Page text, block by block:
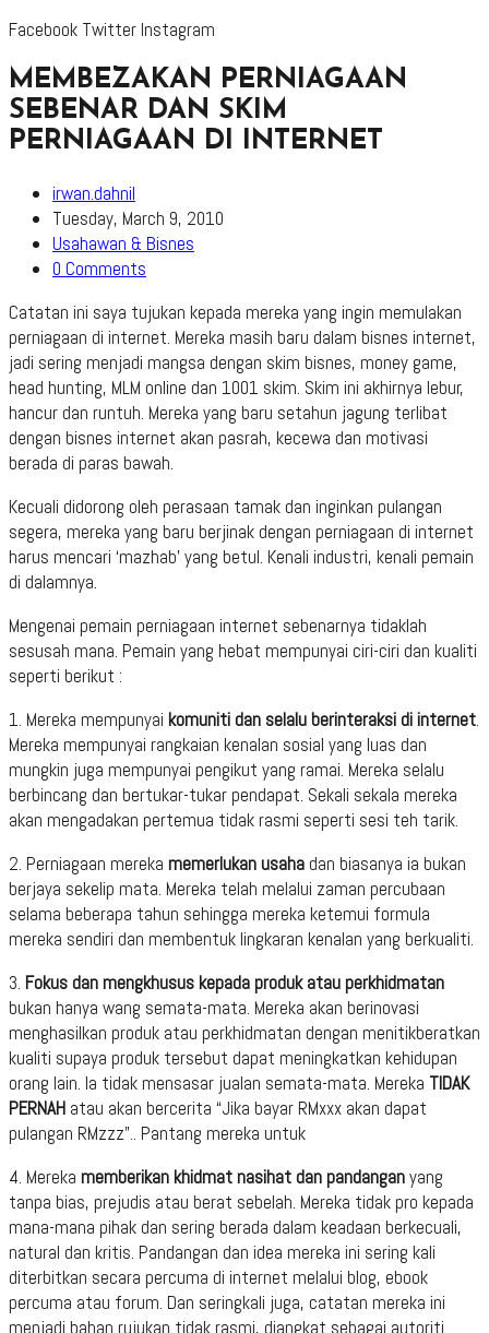
Facebook Twitter Instagram
MEMBEZAKAN PERNIAGAAN
SEBENAR DAN SKIM
PERNIAGAAN DI INTERNET
Post
author:
irwan.dahnil
Post
published:
Tuesday, March 9, 2010
Post
category:
Usahawan & Bisnes
Post
0 Comments
Catatan ini saya tujukan kepada mereka yang ingin memulakan
perniagaan di internet. Mereka masih baru dalam bisnes internet,
jadi sering menjadi mangsa dengan skim bisnes, money game,
head hunting, MLM online dan 1001 skim. Skim ini akhirnya lebur,
hancur dan runtuh. Mereka yang baru setahun jagung terlibat
dengan bisnes internet akan pasrah, kecewa dan motivasi
berada di paras bawah.
Kecuali didorong oleh perasaan tamak dan inginkan pulangan
segera, mereka yang baru berjinak dengan perniagaan di internet
harus mencari ‘mazhab’ yang betul. Kenali industri, kenali pemain
di dalamnya.
Mengenai pemain perniagaan internet sebenarnya tidaklah
sesusah mana. Pemain yang hebat mempunyai ciri-ciri dan kualiti
seperti berikut :
1. Mereka mempunyai komuniti dan selalu berinteraksi di internet.
Mereka mempunyai rangkaian kenalan sosial yang luas dan
mungkin juga mempunyai pengikut yang ramai. Mereka selalu
berbincang dan bertukar-tukar pendapat. Sekali sekala mereka
akan mengadakan pertemua tidak rasmi seperti sesi teh tarik.
2. Perniagaan mereka memerlukan usaha dan biasanya ia bukan
berjaya sekelip mata. Mereka telah melalui zaman percubaan
selama beberapa tahun sehingga mereka ketemui formula
mereka sendiri dan membentuk lingkaran kenalan yang berkualiti.
3. Fokus dan mengkhusus kepada produk atau perkhidmatan
bukan hanya wang semata-mata. Mereka akan berinovasi
menghasilkan produk atau perkhidmatan dengan menitikberatkan
kualiti supaya produk tersebut dapat meningkatkan kehidupan
orang lain. Ia tidak mensasar jualan semata-mata. Mereka TIDAK
PERNAH atau akan bercerita “Jika bayar RMxxx akan dapat
pulangan RMzzz”.. Pantang mereka untuk
4. Mereka memberikan khidmat nasihat dan pandanganyang
tanpa bias, prejudis atau berat sebelah. Mereka tidak pro kepada
mana-mana pihak dan sering berada dalam keadaan berkecuali,
natural dan kritis. Pandangan dan idea mereka ini sering kali
diterbitkan secara percuma di internet melalui blog, ebook
percuma atau forum. Dan seringkali juga, catatan mereka ini
menjadi bahan rujukan tidak rasmi, diangkat sebagai autoriti